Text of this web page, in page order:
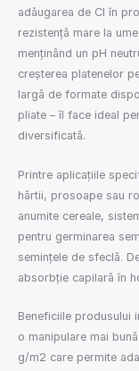
adăugarea de Cl în
rezistență mare la
menținând un pH
creșterea platenelor
largă de formate
pliate – îl face ideal
diversificată.
Printre aplicațiile
hârtii, prosoape sau
anumite cereale,
pentru germinarea
semințele de sfeclă.
absorbție capilară în
Beneficiile produsului
o manipulare mai
g/m2 care permite